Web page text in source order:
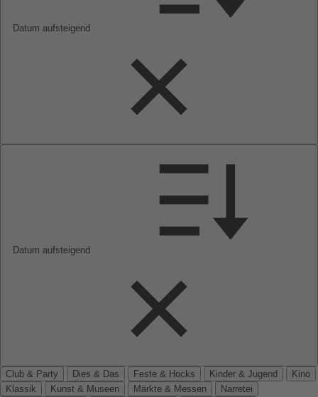
Datum aufsteigend
Datum aufsteigend
Club & Party Dies & Das Feste & Hocks Kinder & Jugend
Kino
Klassik
Kunst & Museen Märkte & Messen
Narretei